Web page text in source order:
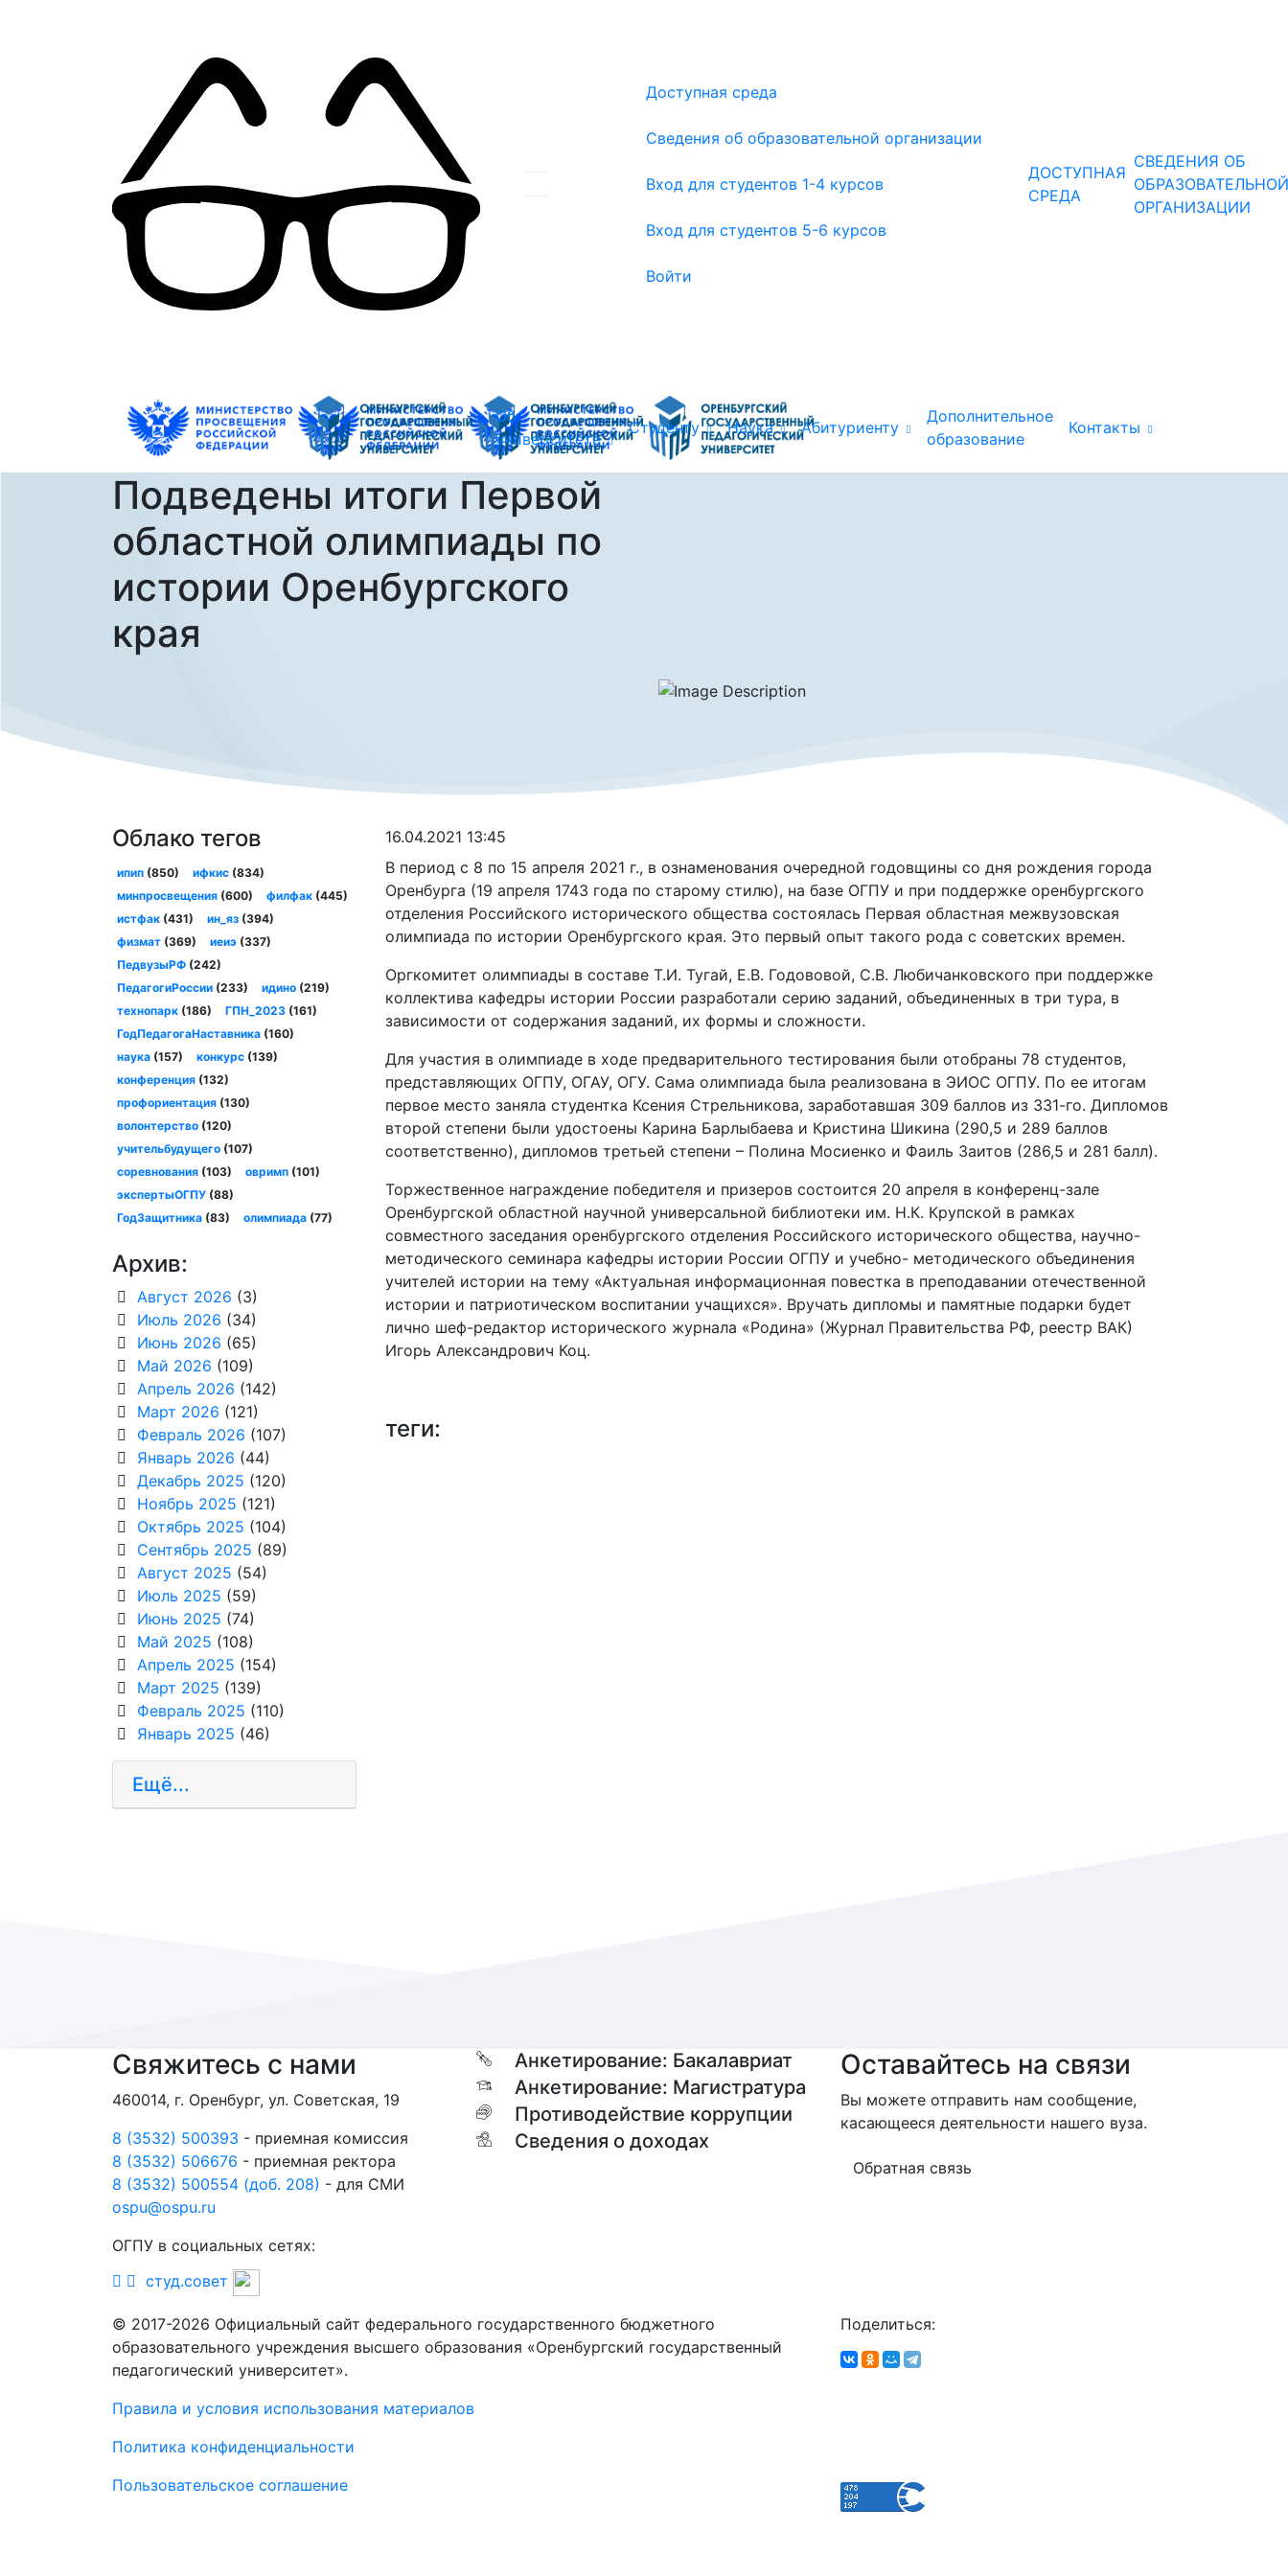
Доступная среда
Сведения об образовательной организации
Вход для студентов 1-4 курсов
Вход для студентов 5-6 курсов
Войти
ДОСТУПНАЯ
СРЕДА
СВЕДЕНИЯ ОБ
ОБРАЗОВАТЕЛЬНОЙ
ОРГАНИЗАЦИИ
Об
университете
Студенту Наука Абитуриенту
Дополнительное
образование
Контакты
Подведены итоги Первой
областной олимпиады по
истории Оренбургского
края
16.04.2021 13:45
В период с 8 по 15 апреля 2021 г., в ознаменования очередной годовщины со дня рождения города
Оренбурга (19 апреля 1743 года по старому стилю), на базе ОГПУ и при поддержке оренбургского
отделения Российского исторического общества состоялась Первая областная межвузовская
олимпиада по истории Оренбургского края. Это первый опыт такого рода с советских времен.
Оргкомитет олимпиады в составе Т.И. Тугай, Е.В. Годововой, С.В. Любичанковского при поддержке
коллектива кафедры истории России разработали серию заданий, объединенных в три тура, в
зависимости от содержания заданий, их формы и сложности.
Для участия в олимпиаде в ходе предварительного тестирования были отобраны 78 студентов,
представляющих ОГПУ, ОГАУ, ОГУ. Сама олимпиада была реализована в ЭИОС ОГПУ. По ее итогам
первое место заняла студентка Ксения Стрельникова, заработавшая 309 баллов из 331-го. Дипломов
второй степени были удостоены Карина Барлыбаева и Кристина Шикина (290,5 и 289 баллов
соответственно), дипломов третьей степени – Полина Мосиенко и Фаиль Заитов (286,5 и 281 балл).
Торжественное награждение победителя и призеров состоится 20 апреля в конференц-зале
Оренбургской областной научной универсальной библиотеки им. Н.К. Крупской в рамках
совместного заседания оренбургского отделения Российского исторического общества, научно-
методического семинара кафедры истории России ОГПУ и учебно- методического объединения
учителей истории на тему «Актуальная информационная повестка в преподавании отечественной
истории и патриотическом воспитании учащихся». Вручать дипломы и памятные подарки будет
лично шеф-редактор исторического журнала «Родина» (Журнал Правительства РФ, реестр ВАК)
Игорь Александрович Коц.
теги:
Облако тегов
ипип(850) ифкис (834)
минпросвещения(600) филфак (445)
истфак(431) ин_яз (394)
физмат(369) иеиэ (337)
ПедвузыРФ(242)
ПедагогиРоссии(233) идино (219)
технопарк(186) ГПН_2023 (161)
ГодПедагогаНаставника(160)
наука(157) конкурс (139)
конференция(132)
профориентация(130)
волонтерство(120)
учительбудущего(107)
соревнования(103) овримп (101)
экспертыОГПУ(88)
ГодЗащитника(83) олимпиада (77)
Архив:
Август 2026 (3)
Июль 2026 (34)
Июнь 2026 (65)
Май 2026 (109)
Апрель 2026 (142)
Март 2026 (121)
Февраль 2026 (107)
Январь 2026 (44)
Декабрь 2025 (120)
Ноябрь 2025 (121)
Октябрь 2025 (104)
Сентябрь 2025 (89)
Август 2025 (54)
Июль 2025 (59)
Июнь 2025 (74)
Май 2025 (108)
Апрель 2025 (154)
Март 2025 (139)
Февраль 2025 (110)
Январь 2025 (46)
Ещё...
Свяжитесь с нами
460014, г. Оренбург, ул. Советская, 19
8 (3532) 500393 - приемная комиссия
8 (3532) 506676 - приемная ректора
8 (3532) 500554 (доб. 208) - для СМИ
ospu@ospu.ru
ОГПУ в социальных сетях:
студ.совет
Анкетирование: Бакалавриат
Анкетирование: Магистратура
Противодействие коррупции
Сведения о доходах
Оставайтесь на связи
Вы можете отправить нам сообщение,
касающееся деятельности нашего вуза.
Обратная связь
© 2017-2026 Официальный сайт федерального государственного бюджетного
образовательного учреждения высшего образования «Оренбургский государственный
педагогический университет».
Правила и условия использования материалов
Политика конфиденциальности
Пользовательское соглашение
Поделиться: